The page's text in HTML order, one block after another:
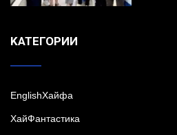
KАТЕГОРИИ
EnglishХайфа
XайФантастика